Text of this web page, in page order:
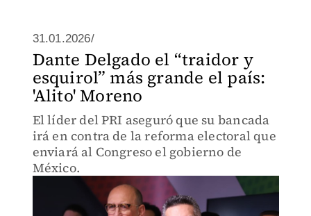
31.01.2026/
Dante Delgado el “traidor y
esquirol” más grande el país:
'Alito' Moreno
El líder del PRI aseguró que su bancada
irá en contra de la reforma electoral que
enviará al Congreso el gobierno de
México.